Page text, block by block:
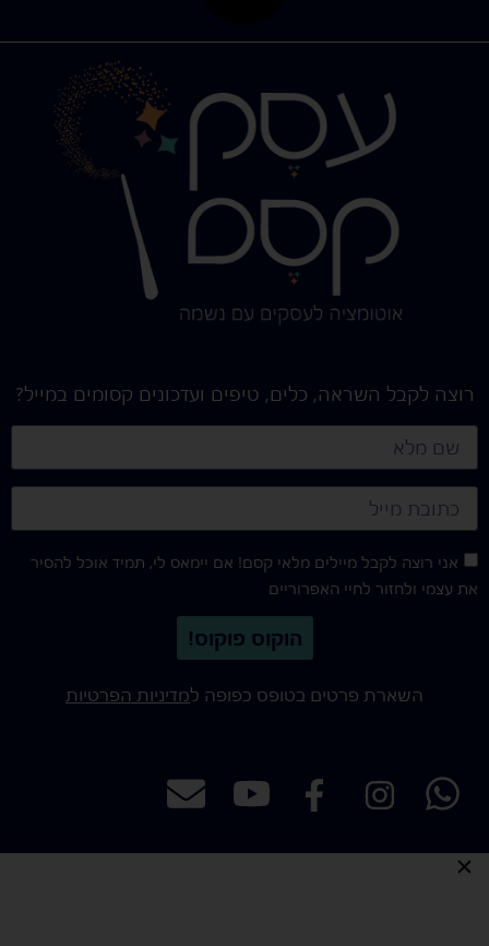
רוצה לקבל השראה, כלים, טיפים ועדכונים קסומים במייל?
אני רוצה לקבל מיילים מלאי קסם! אם יימאס לי, תמיד אוכל להסיר
את עצמי ולחזור לחיי האפרוריים
הוקוס פוקוס!
השארת פרטים בטופס כפופה למדיניות הפרטיות